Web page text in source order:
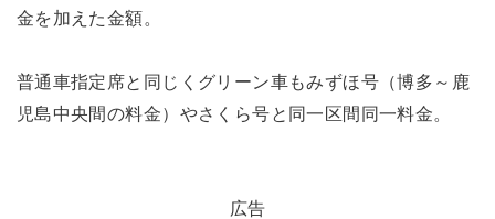
金を加えた金額。
普通車指定席と同じくグリーン車もみずほ号（博多～鹿
児島中央間の料金）やさくら号と同一区間同一料金。
広告